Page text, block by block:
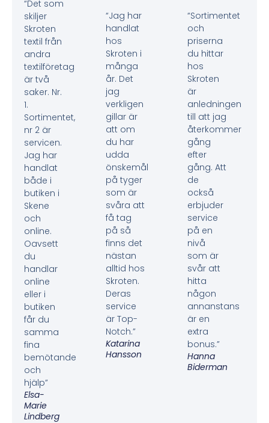
“Det som
skiljer
Skroten
textil från
andra
textilföretag
är två
saker. Nr.
1.
Sortimentet,
nr 2 är
servicen.
Jag har
handlat
både i
butiken i
Skene
och
online.
Oavsett
du
handlar
online
eller i
butiken
får du
samma
fina
bemötande
och
hjälp”
Elsa-
Marie
Lindberg
“Jag har
handlat
hos
Skroten i
många
år. Det
jag
verkligen
gillar är
att om
du har
udda
önskemål
på tyger
som är
svåra att
få tag
på så
finns det
nästan
alltid hos
Skroten.
Deras
service
är Top-
Notch.”
Katarina
Hansson
“Sortimentet
och
priserna
du hittar
hos
Skroten
är
anledningen
till att jag
återkommer
gång
efter
gång. Att
de
också
erbjuder
service
på en
nivå
som är
svår att
hitta
någon
annanstans
är en
extra
bonus.”
Hanna
Biderman